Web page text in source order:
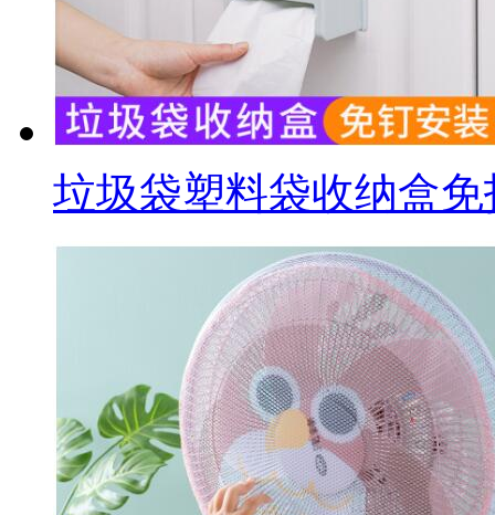
垃圾袋塑料袋收纳盒